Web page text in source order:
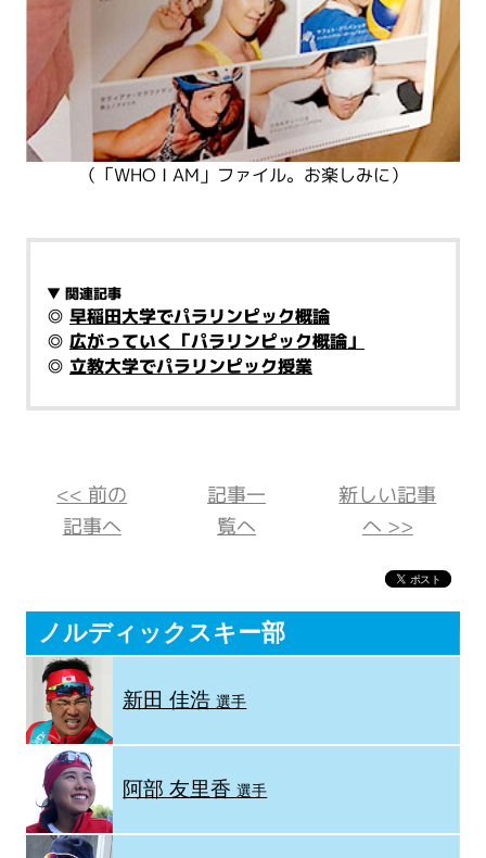
（「WHO I AM」ファイル。お楽しみに）
▼ 関連記事
◎早稲田大学でパラリンピック概論
◎広がっていく「パラリンピック概論」
◎ 立教大学でパラリンピック授業
<< 前の
記事へ
記事一
覧へ
新しい記事
へ >>
ノルディックスキー部
新田 佳浩選手
阿部 友里香選手